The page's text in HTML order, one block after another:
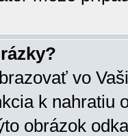
vo
k nahratiu
obrázok